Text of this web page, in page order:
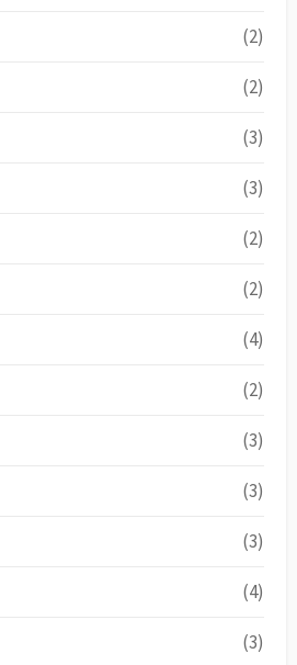
(2)
(2)
(3)
(3)
(2)
(2)
(4)
(2)
(3)
(3)
(3)
(4)
(3)